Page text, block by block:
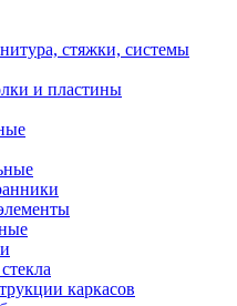
стяжки, системы
и пластины
каркасов